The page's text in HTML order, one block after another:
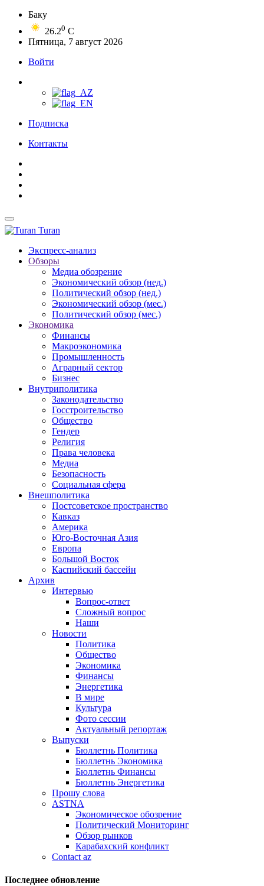
Баку
26.20 C
Пятница, 7 август 2026
Войти
Подписка
Контакты
Turan
Экспресс-анализ
Обзоры
Медиа обозрение
Экономический обзор (нед.)
Политический обзор (нед.)
Экономический обзор (мес.)
Политический обзор (мес.)
Экономика
Финансы
Макроэкономика
Промышленность
Аграрный сектор
Бизнес
Внутриполитика
Законодательство
Госстроительство
Общество
Гендер
Религия
Права человека
Медиа
Безопасность
Социальная сфера
Внешполитика
Постсоветское пространство
Кавказ
Америка
Юго-Восточная Азия
Европа
Большой Восток
Каспийский бассейн
Архив
Интервью
Вопрос-ответ
Сложный вопрос
Наши
Новости
Политика
Общество
Экономика
Финансы
Энергетика
В мире
Культура
Фото сессии
Актуальный репортаж
Выпуски
Бюллетнь Политика
Бюллетнь Экономика
Бюллетнь Финансы
Бюллетнь Энергетика
Прошу слова
ASTNA
Экономическое обозрение
Политический Мониторинг
Обзор рынков
Карабахский конфликт
Contact az
Последнее обновление